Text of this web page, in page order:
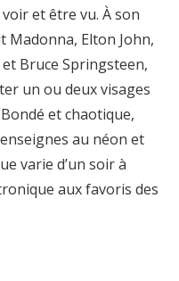
et être vu. À son
Madonna, Elton John,
Bruce Springsteen,
un ou deux visages
et chaotique,
au néon et
varie d’un soir à
aux favoris des